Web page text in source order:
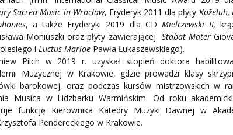
Sacred Music in Wrocław, Fryderyk 2011 dla płyty Koželuh,
, a także Fryderyki 2019 dla CD Mielczewski II,
Moniuszki oraz płyty zawierającej Stabat Mater
iLuctus Mariae Pawła Łukaszewskiego).
Pilch w 2019 r. uzyskał stopień doktora
Muzycznej w Krakowie, gdzie prowadzi klasy
barokowej, oraz podczas kursów mistrzowskich w
Musica w Lidzbarku Warmińskim. Od roku
funkcję Kierownika Katedry Muzyki Dawnej w
Pendereckiego w Krakowie.